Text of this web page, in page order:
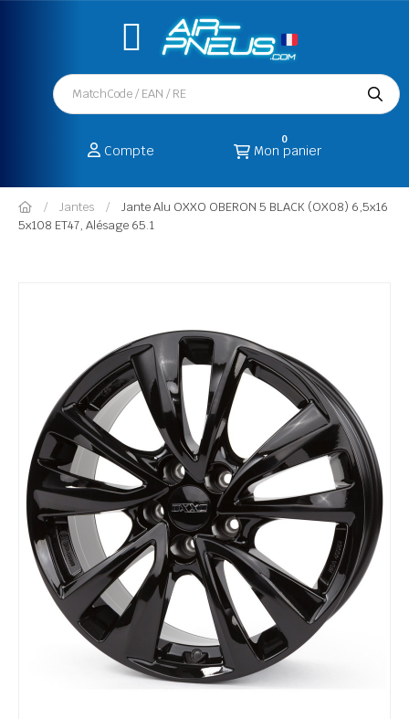
Compte Mon panier
0
Jantes
Jante Alu OXXO OBERON 5 BLACK (OX08) 6,5x16
5x108 ET47, Alésage 65.1